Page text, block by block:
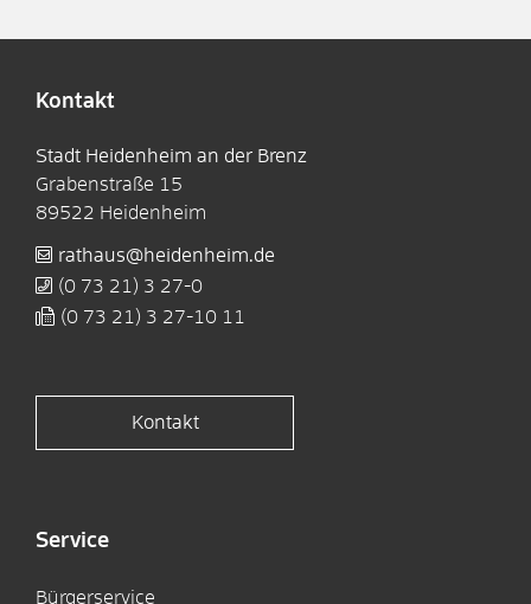
Kontakt
Stadt Heidenheim an der Brenz
Grabenstraße 15
89522 Heidenheim
rathaus@heidenheim.de
(0 73 21) 3 27-0
(0 73 21) 3 27-10 11
Kontakt
Service
Bürgerservice